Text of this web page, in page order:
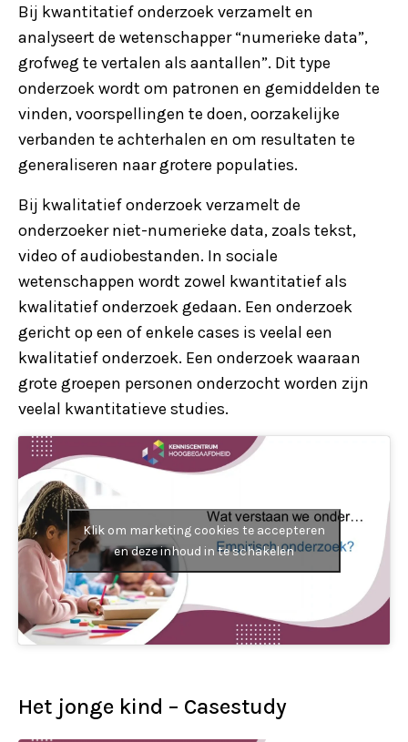
Bij kwantitatief onderzoek verzamelt en
analyseert de wetenschapper “numerieke data”,
grofweg te vertalen als aantallen”. Dit type
onderzoek wordt om patronen en gemiddelden te
vinden, voorspellingen te doen, oorzakelijke
verbanden te achterhalen en om resultaten te
generaliseren naar grotere populaties.
Bij kwalitatief onderzoek verzamelt de
onderzoeker niet-numerieke data, zoals tekst,
video of audiobestanden. In sociale
wetenschappen wordt zowel kwantitatief als
kwalitatief onderzoek gedaan. Een onderzoek
gericht op een of enkele cases is veelal een
kwalitatief onderzoek. Een onderzoek waaraan
grote groepen personen onderzocht worden zijn
veelal kwantitatieve studies.
Klik om marketing cookies te accepteren
en deze inhoud in te schakelen
Het jonge kind – Casestudy